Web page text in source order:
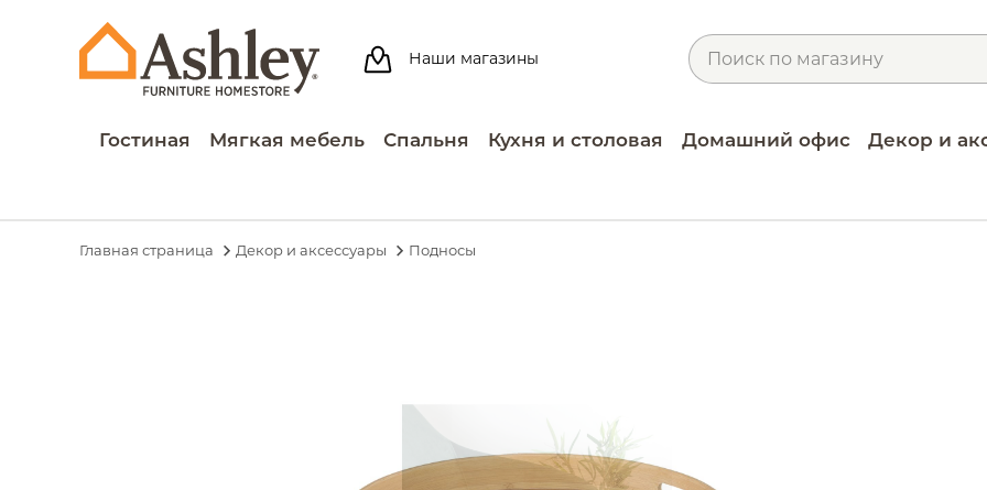
Наши магазины
Гостиная Мягкая мебель Спальня Кухня и столовая Домашний офис Декор и
Главная страница Декор и аксессуары Подносы